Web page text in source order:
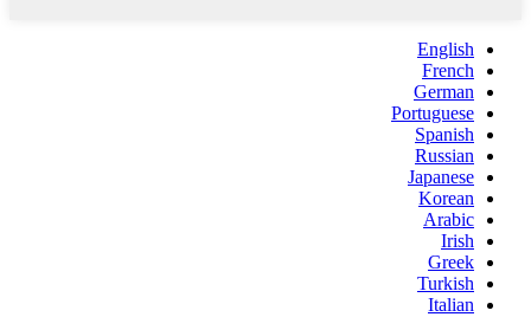
English
French
German
Portuguese
Spanish
Russian
Japanese
Korean
Arabic
Irish
Greek
Turkish
Italian